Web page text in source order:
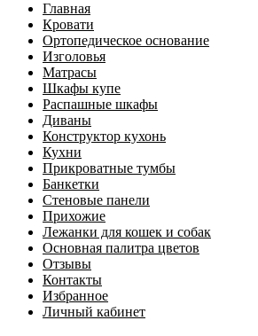
Главная
Кровати
Ортопедическое основание
Изголовья
Матрасы
Шкафы купе
Распашные шкафы
Диваны
Конструктор кухонь
Кухни
Прикроватные тумбы
Банкетки
Стеновые панели
Прихожие
Лежанки для кошек и собак
Основная палитра цветов
Отзывы
Контакты
Избранное
Личный кабинет